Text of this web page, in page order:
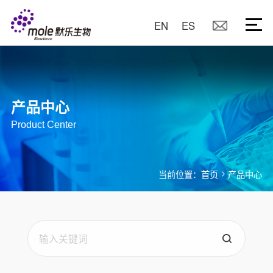
EN ES
产品中心
Product Center
当前位置：首页 产品中心